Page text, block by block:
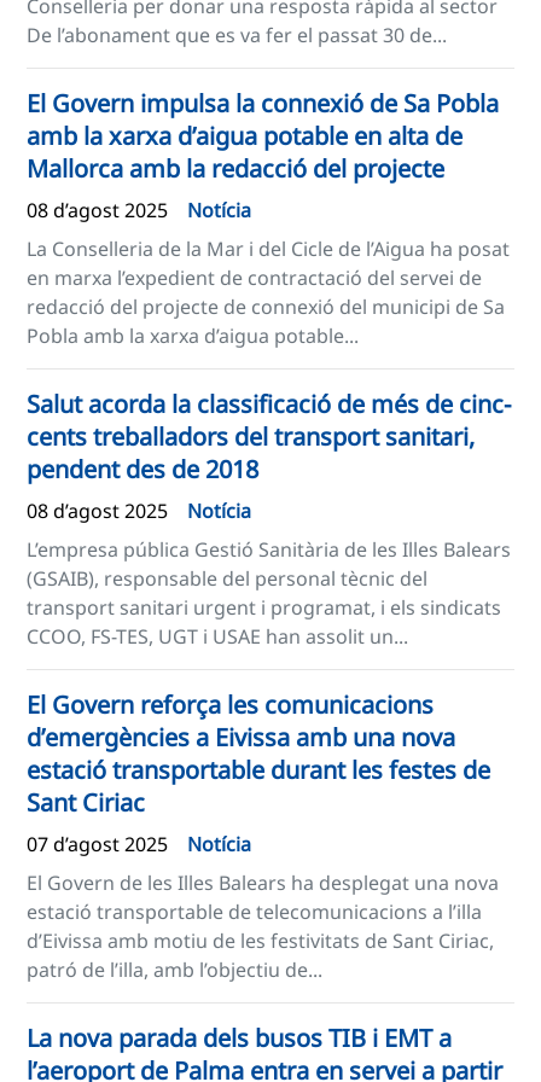
Conselleria per donar una resposta ràpida al sector
De l’abonament que es va fer el passat 30 de...
El Govern impulsa la connexió de Sa Pobla
amb la xarxa d’aigua potable en alta de
Mallorca amb la redacció del projecte
08 d’agost 2025
Notícia
La Conselleria de la Mar i del Cicle de l’Aigua ha posat
en marxa l’expedient de contractació del servei de
redacció del projecte de connexió del municipi de Sa
Pobla amb la xarxa d’aigua potable...
Salut acorda la classificació de més de cinc-
cents treballadors del transport sanitari,
pendent des de 2018
08 d’agost 2025
Notícia
L’empresa pública Gestió Sanitària de les Illes Balears
(GSAIB), responsable del personal tècnic del
transport sanitari urgent i programat, i els sindicats
CCOO, FS-TES, UGT i USAE han assolit un...
El Govern reforça les comunicacions
d’emergències a Eivissa amb una nova
estació transportable durant les festes de
Sant Ciriac
07 d’agost 2025
Notícia
El Govern de les Illes Balears ha desplegat una nova
estació transportable de telecomunicacions a l’illa
d’Eivissa amb motiu de les festivitats de Sant Ciriac,
patró de l’illa, amb l’objectiu de...
La nova parada dels busos TIB i EMT a
l’aeroport de Palma entra en servei a partir